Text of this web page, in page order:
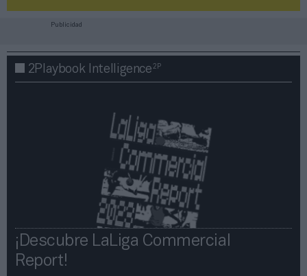
Publicidad
2Playbook Intelligence2P
¡Descubre LaLiga Commercial
Report!​​